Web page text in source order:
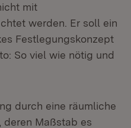
mit
werden. Er soll ein
Festlegungskonzept
So viel wie nötig und
durch eine räumliche
deren Maßstab es